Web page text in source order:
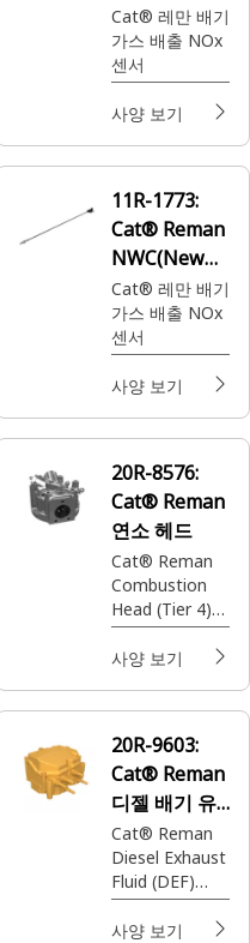
with Core)
NOx 센서
Cat® 레만 배기
가스 배출 NOx
센서
사양 보기
11R-1773:
Cat® Reman
NWC(New
with Core)
NOx 센서
Cat® 레만 배기
가스 배출 NOx
센서
사양 보기
20R-8576:
Cat® Reman
연소 헤드
Cat® Reman
Combustion
Head (Tier 4)
(24 Volt) (1
Stage)
사양 보기
20R-9603:
Cat® Reman
디젤 배기 유
체(DEF) 펌프
Cat® Reman
Diesel Exhaust
Fluid (DEF)
Pump (24 Volt)
(EVO ROP)
사양 보기